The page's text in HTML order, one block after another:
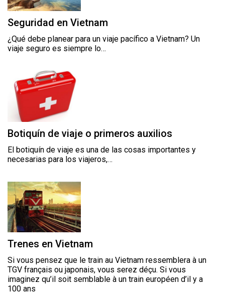
Seguridad en Vietnam
¿Qué debe planear para un viaje pacífico a Vietnam? Un
viaje seguro es siempre lo…
Botiquín de viaje o primeros auxilios
El botiquín de viaje es una de las cosas importantes y
necesarias para los viajeros,…
Trenes en Vietnam
Si vous pensez que le train au Vietnam ressemblera à un
TGV français ou japonais, vous serez déçu. Si vous
imaginez qu’il soit semblable à un train européen d’il y a
100 ans